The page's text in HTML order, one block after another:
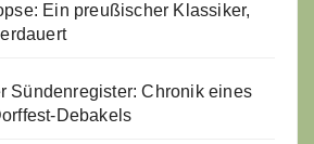
Ein preußischer Klassiker,
Sündenregister: Chronik eines
Debakels